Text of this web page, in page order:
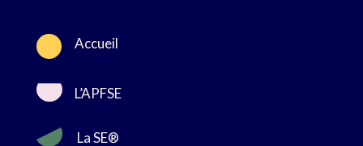
 Accueil
L’APFSE
La SE®